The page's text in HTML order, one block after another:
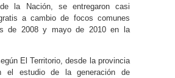
la Nación, se entregaron casi
a cambio de focos comunes
de 2008 y mayo de 2010 en la
El Territorio, desde la provincia
el estudio de la generación de